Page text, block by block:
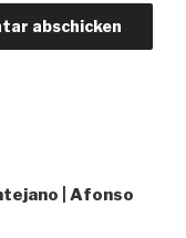
| Afonso